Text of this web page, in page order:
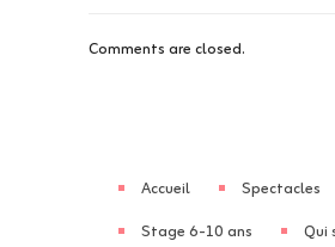
Comments are closed.
Accueil
Spectacles
Stage 6-10 ans
Qui